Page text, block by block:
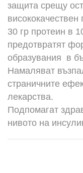
защита срещу
висококачествен
30 гр протеин в
предотвратят
образувания в
Намаляват
страничните
лекарства.
Подпомагат
нивото на